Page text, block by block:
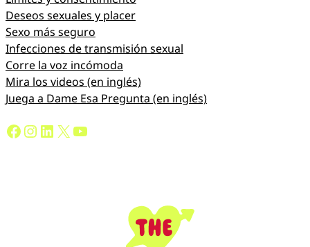
Lo entiendo, pero quiero que sepas que de
verdad me gustas. No quiero malas vibras
entre nosotros/as.
En verdad me alegro de saber en dónde
estamos parados. Tal vez te vea por ahí.
Deseos sexuales y placer
Sexo más seguro
Infecciones de transmisión sexual
Corre la voz incómoda
Mira los videos (en inglés)
Juega a Dame Esa Pregunta (en inglés)
Facebook InstagramLinkedIn X YouTube